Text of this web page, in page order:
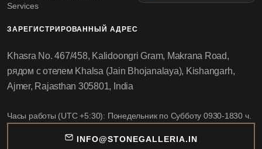
Services
ЗАРЕГИСТРИРОВАННЫЙ АДРЕС
Khasra No. 467/458, Kalidoongri Gram, Makrana Road,
рядом с отелем Khalsa (Jain Bhojanalaya), Kishangarh,
Ajmer, Rajasthan 305801, India
Часы работы (UTC +5:30): Понедельник по Субботу 0930-1830 ч.
INFO@STONEGALLERIA.IN